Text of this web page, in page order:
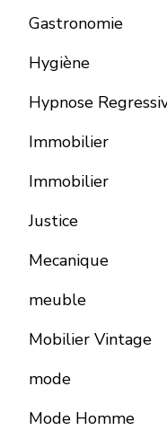
Gastronomie
Hygiène
Hypnose
Immobilier
Immobilier
Justice
Mecanique
meuble
Mobilier Vintage
mode
Mode Homme